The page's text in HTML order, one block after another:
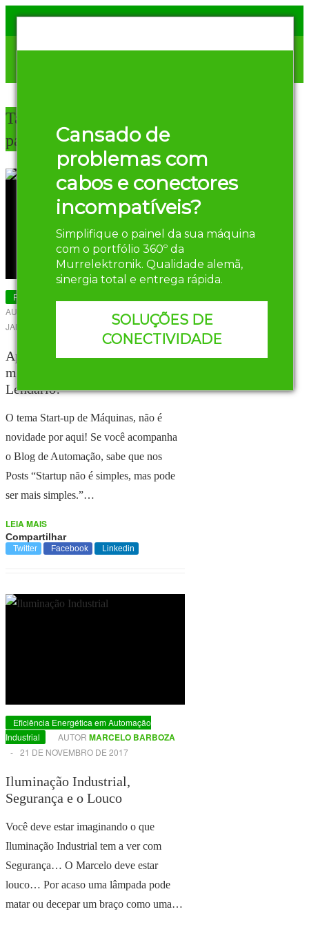
Cansado de
problemas com
cabos e conectores
incompatíveis?
Simplifique o painel da sua máquina
com o portfólio 360º da
Murrelektronik. Qualidade alemã,
sinergia total e entrega rápida.
SOLUÇÕES DE
CONECTIVIDADE
Tag Archives:
para Eficiência Energética
Produtividade em Automação Industrial
AUTOR
HENRIQUE OLIVEIRA
16 DE
JANEIRO DE 2018
Aprenda mais sobre start-up de
máquinas nesse post e seja
Lendário!
O tema Start-up de Máquinas, não é
novidade por aqui! Se você acompanha
o Blog de Automação, sabe que nos
Posts “Startup não é simples, mas pode
ser mais simples.”…
LEIA MAIS
Compartilhar
Twitter Facebook Linkedin
Eficiência Energética em Automação
Industrial
AUTOR MARCELO BARBOZA
- 21 DE NOVEMBRO DE 2017
Iluminação Industrial,
Segurança e o Louco
Você deve estar imaginando o que
Iluminação Industrial tem a ver com
Segurança… O Marcelo deve estar
louco… Por acaso uma lâmpada pode
matar ou decepar um braço como uma…